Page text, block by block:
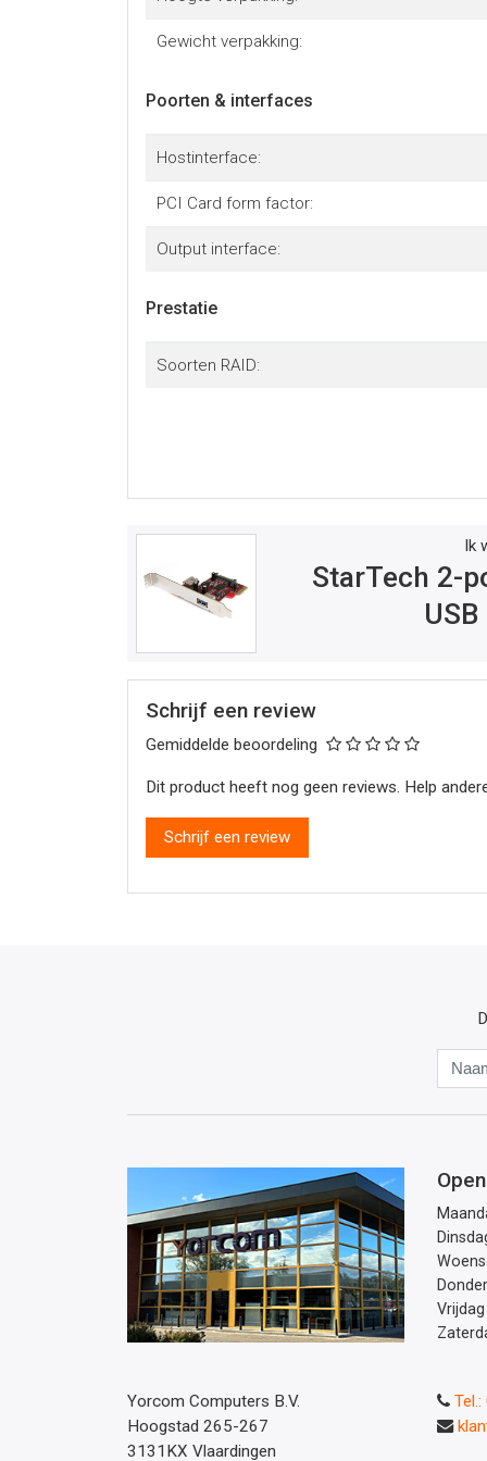
Gewicht verpakking:
Poorten & interfaces
Hostinterface:
PCI Card form factor:
Output interface:
Prestatie
Soorten RAID:
Ik
StarTech 2-
Schrijf een review
Gemiddelde beoordeling
Dit product heeft nog geen reviews. Help
Schrijf een review
Vrijdag
Yorcom Computers B.V.
Hoogstad 265-267
3131KX Vlaardingen